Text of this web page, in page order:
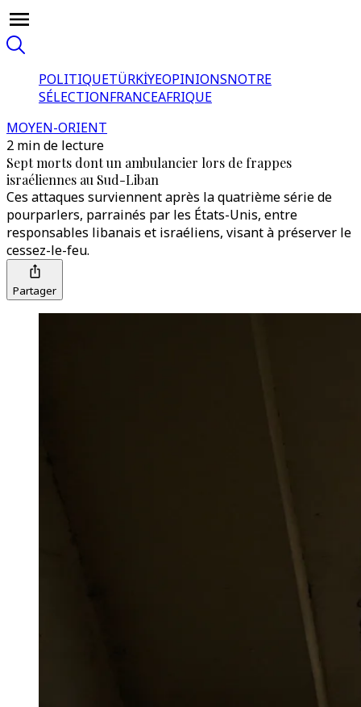
POLITIQUETÜRKİYEOPINIONSNOTRE
SÉLECTIONFRANCEAFRIQUE
MOYEN-ORIENT
2 min de lecture
Sept morts dont un ambulancier lors de frappes
israéliennes au Sud-Liban
Ces attaques surviennent après la quatrième série de
pourparlers, parrainés par les États-Unis, entre
responsables libanais et israéliens, visant à préserver le
cessez-le-feu.
Partager